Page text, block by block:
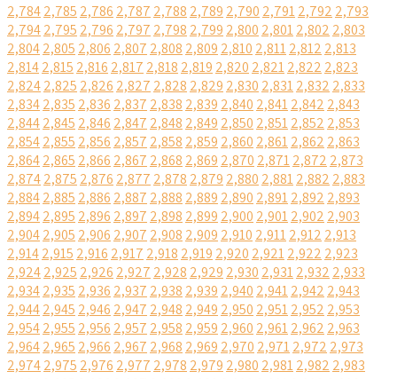
2,7842,785 2,786 2,787 2,788 2,789 2,790 2,7912,792 2,793
2,7942,795 2,796 2,797 2,798 2,799 2,800 2,8012,802 2,803
2,8042,805 2,806 2,807 2,808 2,809 2,810 2,8112,812 2,813
2,8142,815 2,816 2,817 2,818 2,819 2,820 2,8212,822 2,823
2,8242,825 2,826 2,827 2,828 2,829 2,830 2,8312,832 2,833
2,8342,835 2,836 2,837 2,838 2,839 2,840 2,8412,842 2,843
2,8442,845 2,846 2,847 2,848 2,849 2,850 2,8512,852 2,853
2,8542,855 2,856 2,857 2,858 2,859 2,860 2,8612,862 2,863
2,8642,865 2,866 2,867 2,868 2,869 2,870 2,8712,872 2,873
2,8742,875 2,876 2,877 2,878 2,879 2,880 2,8812,882 2,883
2,8842,885 2,886 2,887 2,888 2,889 2,890 2,8912,892 2,893
2,8942,895 2,896 2,897 2,898 2,899 2,900 2,9012,902 2,903
2,9042,905 2,906 2,907 2,908 2,909 2,910 2,9112,912 2,913
2,9142,915 2,916 2,917 2,918 2,919 2,920 2,9212,922 2,923
2,9242,925 2,926 2,927 2,928 2,929 2,930 2,9312,932 2,933
2,9342,935 2,936 2,937 2,938 2,939 2,940 2,9412,942 2,943
2,9442,945 2,946 2,947 2,948 2,949 2,950 2,9512,952 2,953
2,9542,955 2,956 2,957 2,958 2,959 2,960 2,9612,962 2,963
2,9642,965 2,966 2,967 2,968 2,969 2,970 2,9712,972 2,973
2,9742,975 2,976 2,977 2,978 2,979 2,980 2,9812,982 2,983